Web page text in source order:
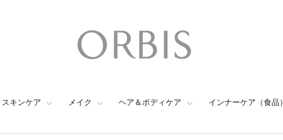
スキンケア メイク ヘア＆ボディケア インナーケア（食品）